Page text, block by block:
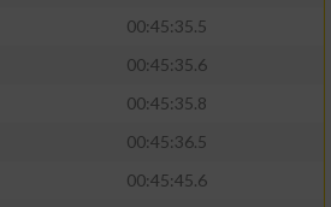
00:45:35.5
00:45:35.6
00:45:35.8
00:45:36.5
00:45:45.6